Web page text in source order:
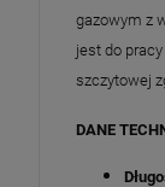
gazowym z
jest do
szczytowej
DANE